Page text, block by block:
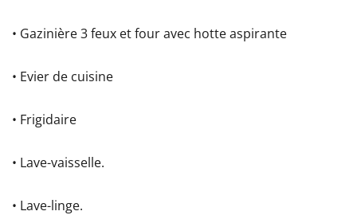
• Gazinière 3 feux et four avec hotte aspirante
• Evier de cuisine
• Frigidaire
• Lave-vaisselle.
• Lave-linge.